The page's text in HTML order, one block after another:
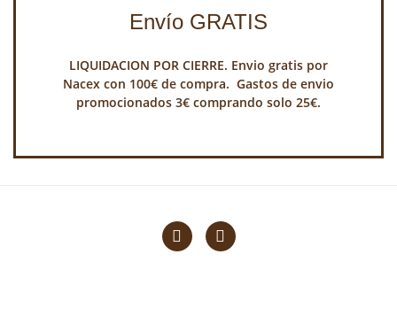
Envío GRATIS
LIQUIDACION POR CIERRE. Envio gratis por
Nacex con 100€ de compra. Gastos de envio
promocionados 3€ comprando solo 25€.